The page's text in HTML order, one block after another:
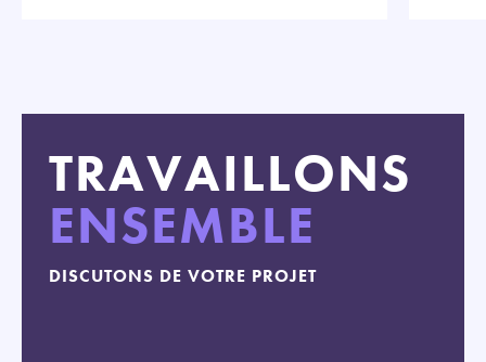
TRAVAILLONS
ENSEMBLE
DISCUTONS DE VOTRE PROJET